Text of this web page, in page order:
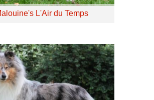
L'Air du Temps